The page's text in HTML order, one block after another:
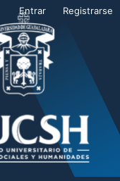
Entrar Registrarse